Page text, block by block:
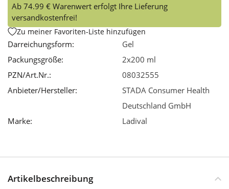
Ab 74.99 € Warenwert erfolgt Ihre Lieferung
versandkostenfrei!
Zu meiner Favoriten-Liste hinzufügen
Darreichungsform:
Gel
Packungsgröße:
2x200 ml
PZN/Art.Nr.:
08032555
Anbieter/Hersteller:
STADA Consumer Health
Deutschland GmbH
Marke:
Ladival
Artikelbeschreibung